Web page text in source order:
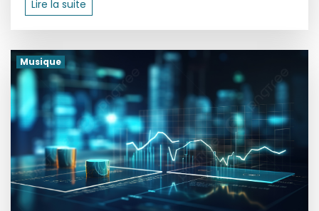
Lire la suite
Musique